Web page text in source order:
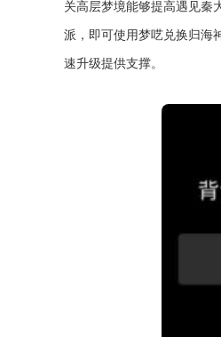
关高层梦境能够提高遇见秦
派，即可使用梦呓兑换归海
速升级提供支撑。